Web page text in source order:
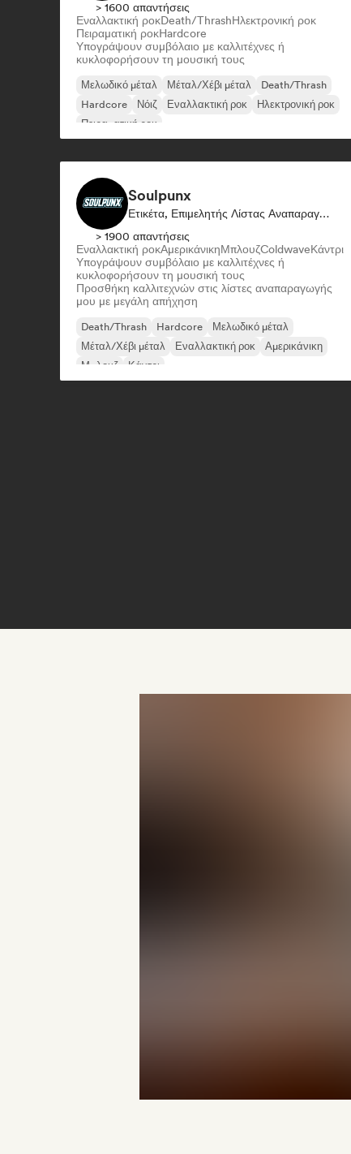
> 1600 απαντήσεις
Εναλλακτική ροκDeath/ThrashΗλεκτρονική ροκ
Πειραματική ροκHardcore
Υπογράψουν συμβόλαιο με καλλιτέχνες ή
κυκλοφορήσουν τη μουσική τους
Μελωδικό μέταλ Μέταλ/Χέβι μέταλ
Death/Thrash
Hardcore
Νόιζ Εναλλακτική ροκ
Ηλεκτρονική ροκ
Πειραματική ροκ
Soulpunx
Ετικέτα, Επιμελητής Λίστας Αναπαραγωγής
> 1900 απαντήσεις
Εναλλακτική ροκΑμερικάνικηΜπλουζColdwaveΚάντρι
Υπογράψουν συμβόλαιο με καλλιτέχνες ή
κυκλοφορήσουν τη μουσική τους
Προσθήκη καλλιτεχνών στις λίστες αναπαραγωγής
μου με μεγάλη απήχηση
Death/Thrash Hardcore
Μελωδικό μέταλ
Μέταλ/Χέβι μέταλ
Εναλλακτική ροκ
Αμερικάνικη
Μπλουζ
Κάντρι